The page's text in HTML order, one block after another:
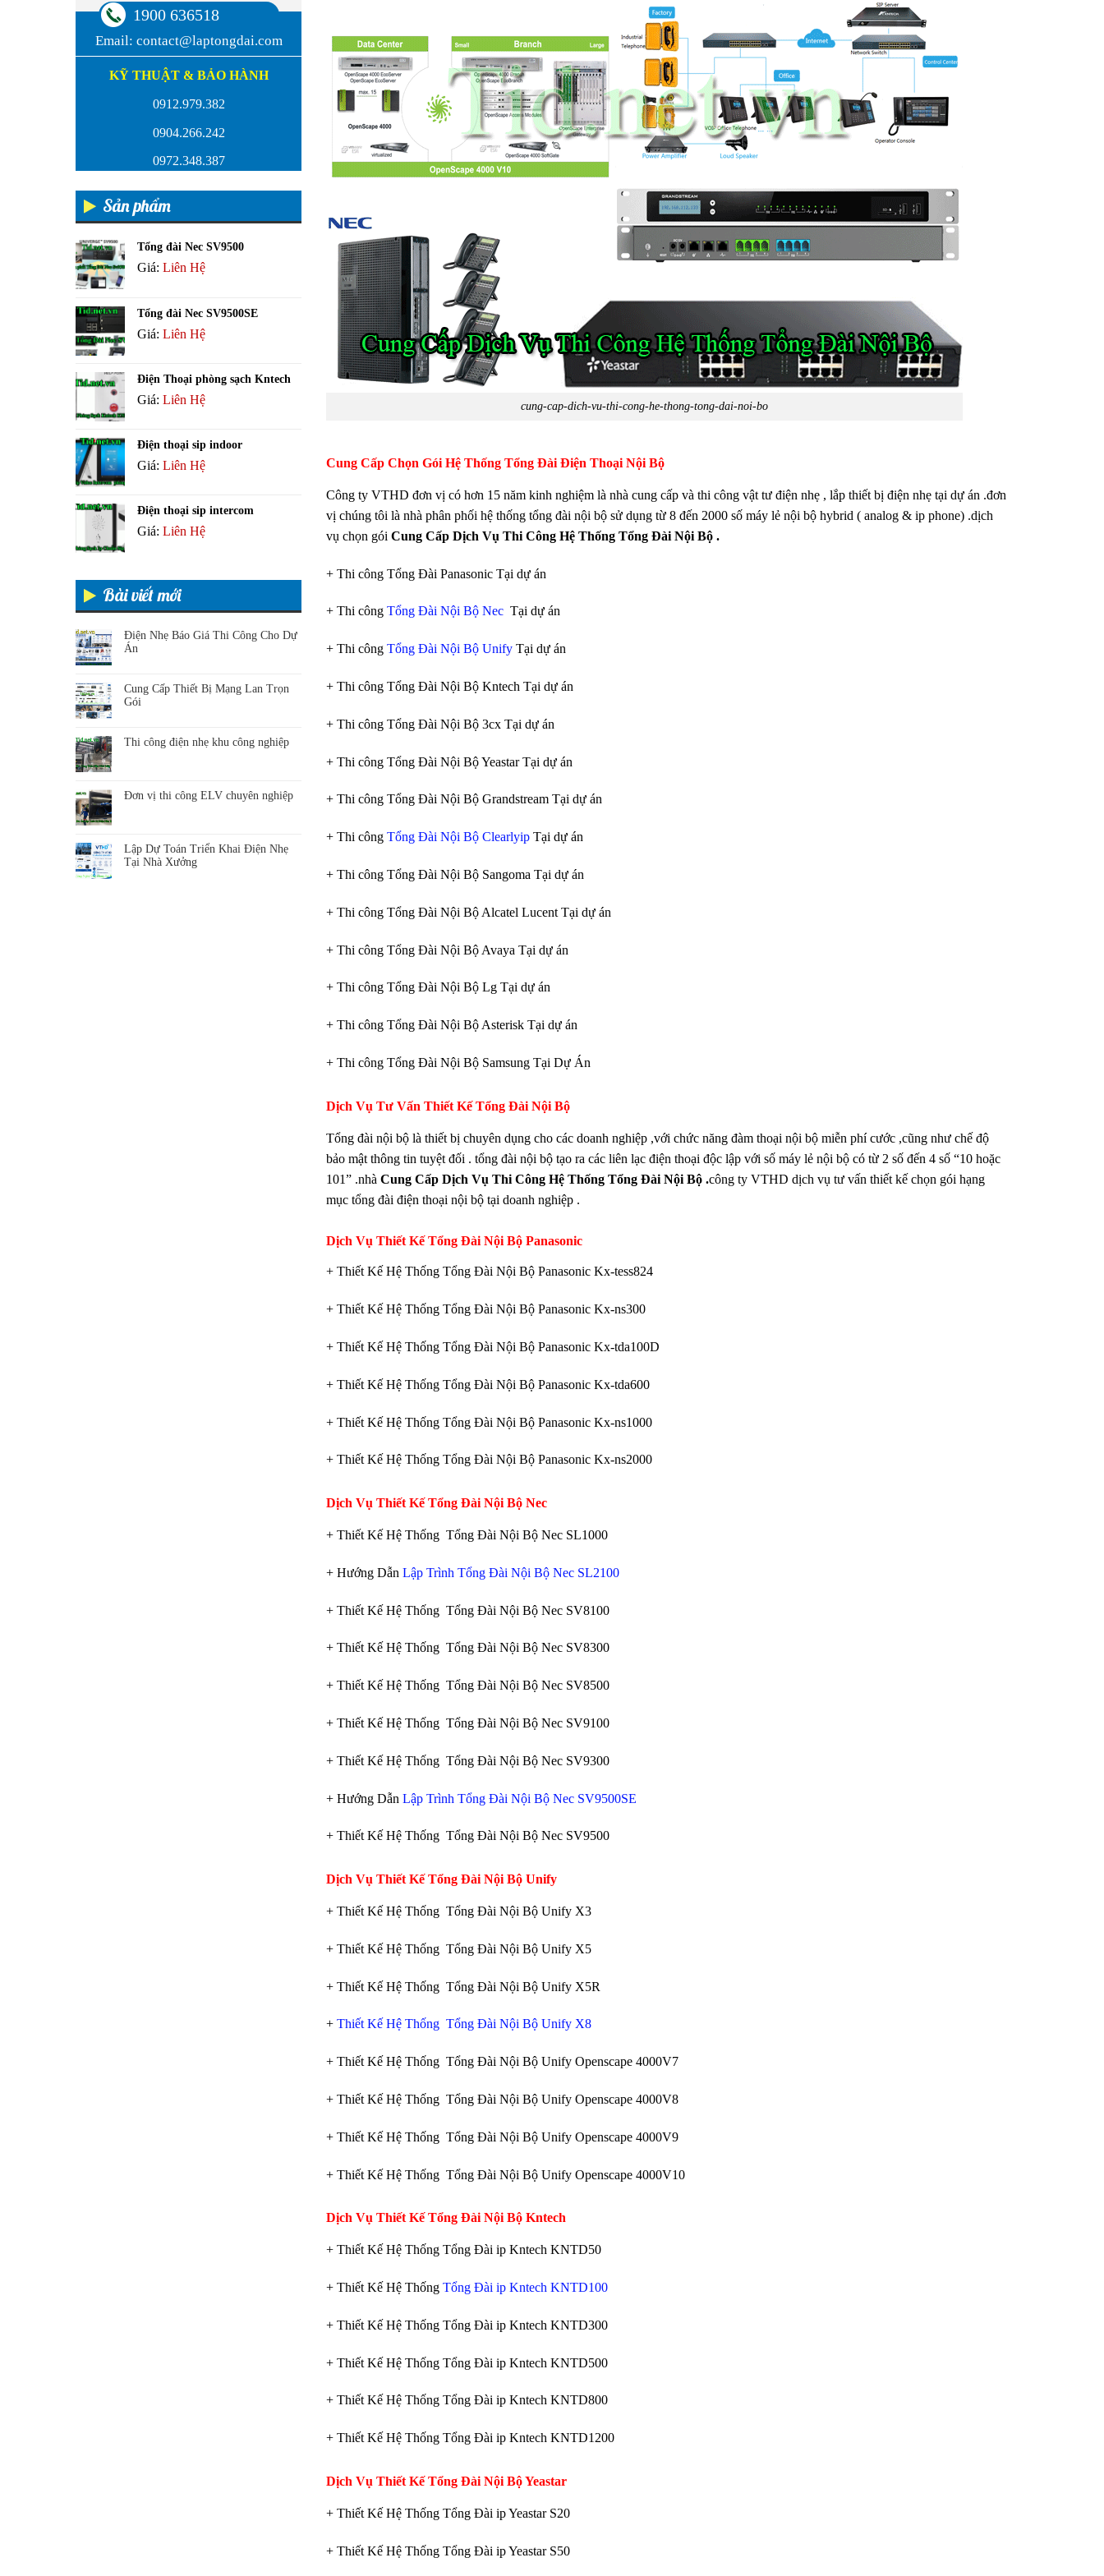
1900 636518
Email: contact@laptongdai.com
KỸ THUẬT & BẢO HÀNH
0912.979.382
0904.266.242
0972.348.387
Sản phẩm
Tổng đài Nec SV9500
Giá: Liên Hệ
Tổng đài Nec SV9500SE
Giá: Liên Hệ
Điện Thoại phòng sạch Kntech
Giá: Liên Hệ
Điện thoại sip indoor
Giá: Liên Hệ
Điện thoại sip intercom
Giá: Liên Hệ
Bài viết mới
Điện Nhẹ Báo Giá Thi Công Cho Dự
Án
Cung Cấp Thiết Bị Mạng Lan Trọn
Gói
Thi công điện nhẹ khu công nghiệp
Đơn vị thi công ELV chuyên nghiệp
Lập Dự Toán Triển Khai Điện Nhẹ
Tại Nhà Xưởng
cung-cap-dich-vu-thi-cong-he-thong-tong-dai-noi-bo
Cung Cấp Chọn Gói Hệ Thống Tổng Đài Điện Thoại Nội Bộ
Công ty VTHD đơn vị có hơn 15 năm kinh nghiệm là nhà cung cấp và thi công vật tư điện nhẹ , lắp thiết bị điện nhẹ tại dự án .đơn
vị chúng tôi là nhà phân phối hệ thống tổng đài nội bộ sử dụng từ 8 đến 2000 số máy lẻ nội bộ hybrid ( analog & ip phone) .dịch
vụ chọn gói Cung Cấp Dịch Vụ Thi Công Hệ Thống Tổng Đài Nội Bộ .
+ Thi công Tổng Đài Panasonic Tại dự án
+ Thi công Tổng Đài Nội Bộ Nec Tại dự án
+ Thi công Tổng Đài Nội Bộ Unify Tại dự án
+ Thi công Tổng Đài Nội Bộ Kntech Tại dự án
+ Thi công Tổng Đài Nội Bộ 3cx Tại dự án
+ Thi công Tổng Đài Nội Bộ Yeastar Tại dự án
+ Thi công Tổng Đài Nội Bộ Grandstream Tại dự án
+ Thi công Tổng Đài Nội Bộ Clearlyip Tại dự án
+ Thi công Tổng Đài Nội Bộ Sangoma Tại dự án
+ Thi công Tổng Đài Nội Bộ Alcatel Lucent Tại dự án
+ Thi công Tổng Đài Nội Bộ Avaya Tại dự án
+ Thi công Tổng Đài Nội Bộ Lg Tại dự án
+ Thi công Tổng Đài Nội Bộ Asterisk Tại dự án
+ Thi công Tổng Đài Nội Bộ Samsung Tại Dự Án
Dịch Vụ Tư Vấn Thiết Kế Tổng Đài Nội Bộ
Tổng đài nội bộ là thiết bị chuyên dụng cho các doanh nghiệp ,với chức năng đàm thoại nội bộ miễn phí cước ,cũng như chế độ
bảo mật thông tin tuyệt đối . tổng đài nội bộ tạo ra các liên lạc điện thoại độc lập với số máy lẻ nội bộ có từ 2 số đến 4 số “10 hoặc
101” .nhà Cung Cấp Dịch Vụ Thi Công Hệ Thống Tổng Đài Nội Bộ .công ty VTHD dịch vụ tư vấn thiết kế chọn gói hạng
mục tổng đài điện thoại nội bộ tại doanh nghiệp .
Dịch Vụ Thiết Kế Tổng Đài Nội Bộ Panasonic
+ Thiết Kế Hệ Thống Tổng Đài Nội Bộ Panasonic Kx-tess824
+ Thiết Kế Hệ Thống Tổng Đài Nội Bộ Panasonic Kx-ns300
+ Thiết Kế Hệ Thống Tổng Đài Nội Bộ Panasonic Kx-tda100D
+ Thiết Kế Hệ Thống Tổng Đài Nội Bộ Panasonic Kx-tda600
+ Thiết Kế Hệ Thống Tổng Đài Nội Bộ Panasonic Kx-ns1000
+ Thiết Kế Hệ Thống Tổng Đài Nội Bộ Panasonic Kx-ns2000
Dịch Vụ Thiết Kế Tổng Đài Nội Bộ Nec
+ Thiết Kế Hệ Thống Tổng Đài Nội Bộ Nec SL1000
+ Hướng Dẫn Lập Trình Tổng Đài Nội Bộ Nec SL2100
+ Thiết Kế Hệ Thống Tổng Đài Nội Bộ Nec SV8100
+ Thiết Kế Hệ Thống Tổng Đài Nội Bộ Nec SV8300
+ Thiết Kế Hệ Thống Tổng Đài Nội Bộ Nec SV8500
+ Thiết Kế Hệ Thống Tổng Đài Nội Bộ Nec SV9100
+ Thiết Kế Hệ Thống Tổng Đài Nội Bộ Nec SV9300
+ Hướng Dẫn Lập Trình Tổng Đài Nội Bộ Nec SV9500SE
+ Thiết Kế Hệ Thống Tổng Đài Nội Bộ Nec SV9500
Dịch Vụ Thiết Kế Tổng Đài Nội Bộ Unify
+ Thiết Kế Hệ Thống Tổng Đài Nội Bộ Unify X3
+ Thiết Kế Hệ Thống Tổng Đài Nội Bộ Unify X5
+ Thiết Kế Hệ Thống Tổng Đài Nội Bộ Unify X5R
+ Thiết Kế Hệ Thống Tổng Đài Nội Bộ Unify X8
+ Thiết Kế Hệ Thống Tổng Đài Nội Bộ Unify Openscape 4000V7
+ Thiết Kế Hệ Thống Tổng Đài Nội Bộ Unify Openscape 4000V8
+ Thiết Kế Hệ Thống Tổng Đài Nội Bộ Unify Openscape 4000V9
+ Thiết Kế Hệ Thống Tổng Đài Nội Bộ Unify Openscape 4000V10
Dịch Vụ Thiết Kế Tổng Đài Nội Bộ Kntech
+ Thiết Kế Hệ Thống Tổng Đài ip Kntech KNTD50
+ Thiết Kế Hệ Thống Tổng Đài ip Kntech KNTD100
+ Thiết Kế Hệ Thống Tổng Đài ip Kntech KNTD300
+ Thiết Kế Hệ Thống Tổng Đài ip Kntech KNTD500
+ Thiết Kế Hệ Thống Tổng Đài ip Kntech KNTD800
+ Thiết Kế Hệ Thống Tổng Đài ip Kntech KNTD1200
Dịch Vụ Thiết Kế Tổng Đài Nội Bộ Yeastar
+ Thiết Kế Hệ Thống Tổng Đài ip Yeastar S20
+ Thiết Kế Hệ Thống Tổng Đài ip Yeastar S50